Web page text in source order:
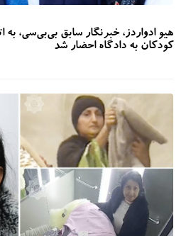
هیو ادواردز، خبرنگار سابق بی‌بی‌سی، به
کودکان به دادگاه احضار شد